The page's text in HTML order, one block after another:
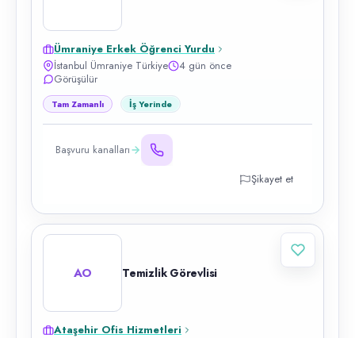
Ümraniye Erkek Öğrenci Yurdu
İstanbul Ümraniye Türkiye
4 gün önce
Görüşülür
Tam Zamanlı İş Yerinde
Başvuru kanalları
Şikayet et
AO Temizlik Görevlisi
Ataşehir Ofis Hizmetleri